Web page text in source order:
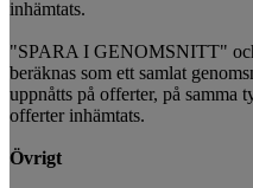
inhämtats.
"SPARA I GENOMSNITT"
beräknas som ett samlat
uppnåtts på offerter, på samma
offerter inhämtats.
Övrigt